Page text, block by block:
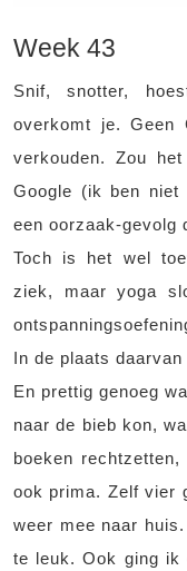
Week 43
Snif, snotter,
overkomt je. Geen
verkouden. Zou
Google (ik ben
een oorzaak-gevolg
Toch is het wel
ziek, maar yoga
In de plaats daarvan
En prettig genoeg
naar de bieb kon,
boeken
ook prima. Zelf vier
weer mee naar
te leuk. Ook ging ik